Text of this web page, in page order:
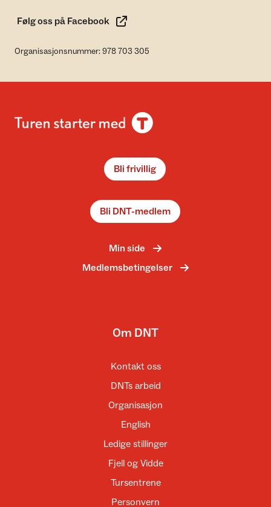
Følg oss på Facebook
Organisasjonsnummer: 978 703 305
Bli frivillig
Bli DNT-medlem
Min side
Medlemsbetingelser
Om DNT
Kontakt oss
DNTs arbeid
Organisasjon
English
Ledige stillinger
Fjell og Vidde
Tursentrene
Personvern